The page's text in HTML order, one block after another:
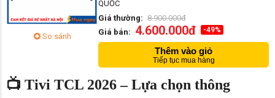
So sánh
QUỐC
Giá thường: 8.900.000đ
Giá bán: 4.600.000đ -49%
Thêm vào giỏ
Tiếp tục mua hàng
📺 Tivi TCL 2026 – Lựa chọn thông